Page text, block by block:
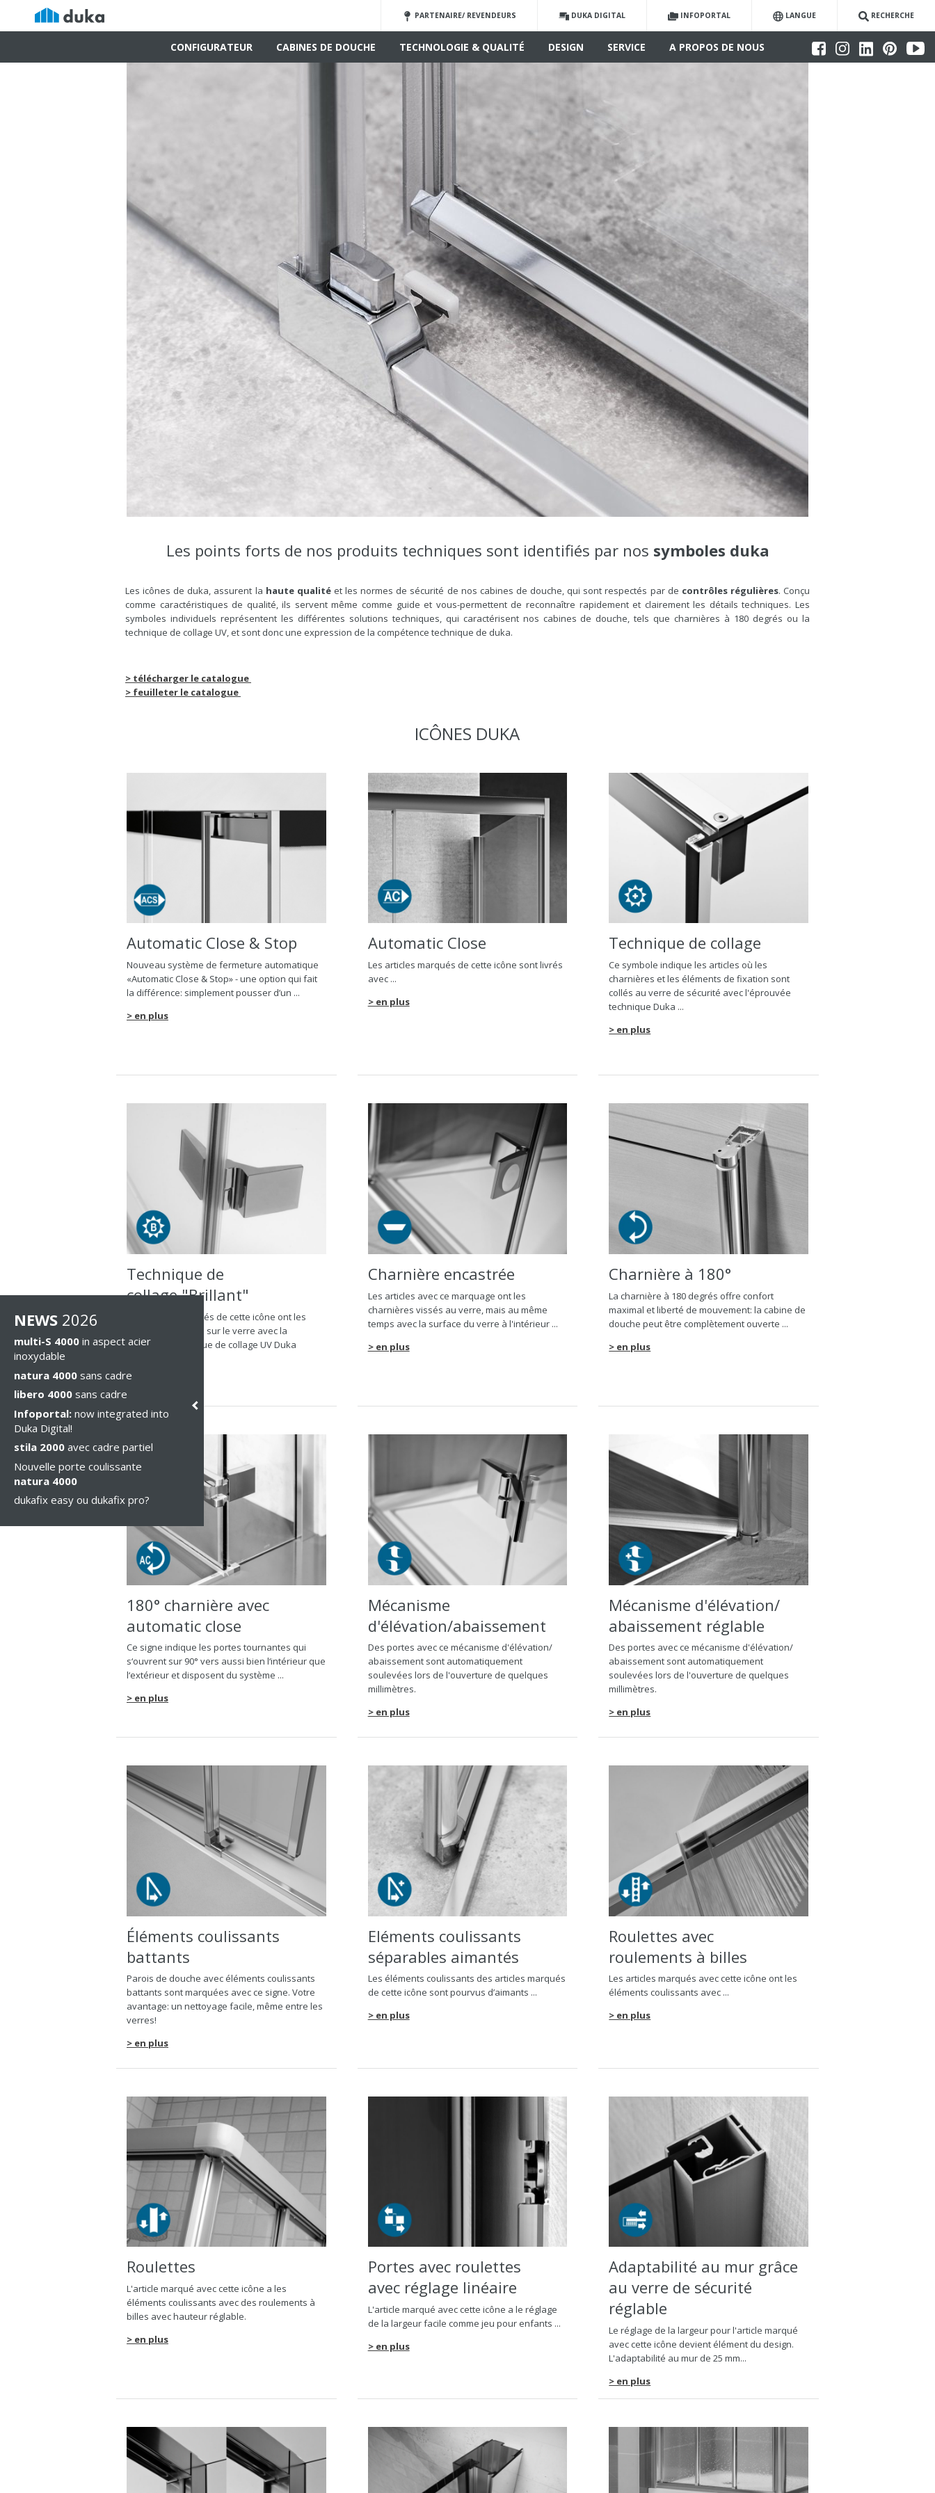
PARTENAIRE/ REVENDEURS DUKA DIGITAL INFOPORTAL LANGUE RECHERCHE
CONFIGURATEUR CABINES DE DOUCHE TECHNOLOGIE & QUALITÉ DESIGN SERVICE A PROPOS DE NOUS
Les points forts de nos produits techniques sont identifiés par nos symboles duka
Les icônes de duka, assurent la haute qualitéet les normes de sécurité de nos cabines de douche, qui sont respectés par de contrôles régulières. Conçu
comme caractéristiques de qualité, ils servent même comme guide et vous-permettent de reconnaître rapidement et clairement les détails techniques. Les
symboles individuels représentent les différentes solutions techniques, qui caractérisent nos cabines de douche, tels que charnières à 180 degrés ou la
technique de collage UV, et sont donc une expression de la compétence technique de duka.
> télécharger le catalogue
> feuilleter le catalogue
ICÔNES DUKA
Automatic Close & Stop
Nouveau système de fermeture automatique
«Automatic Close & Stop» - une option qui fait
la différence: simplement pousser d’un ...
> en plus
Automatic Close
Les articles marqués de cette icône sont livrés
avec ...
> en plus
Technique de collage
Ce symbole indique les articles où les
charnières et les éléments de fixation sont
collés au verre de sécurité avec l'éprouvée
technique Duka ...
> en plus
Technique de
collage "Brillant"
Les articles marqués de cette icône ont les
charnières collées sur le verre avec la
nouvelle «technique de collage UV Duka
> en plus
Charnière encastrée
Les articles avec ce marquage ont les
charnières vissés au verre, mais au même
temps avec la surface du verre à l'intérieur ...
> en plus
Charnière à 180°
La charnière à 180 degrés offre confort
maximal et liberté de mouvement: la cabine de
douche peut être complètement ouverte ...
> en plus
180° charnière avec
automatic close
Ce signe indique les portes tournantes qui
s‘ouvrent sur 90° vers aussi bien l‘intérieur que
l‘extérieur et disposent du système ...
> en plus
Mécanisme
d'élévation/abaissement
Des portes avec ce mécanisme d'élévation/
abaissement sont automatiquement
soulevées lors de l'ouverture de quelques
millimètres.
> en plus
Mécanisme d'élévation/
abaissement réglable
Des portes avec ce mécanisme d'élévation/
abaissement sont automatiquement
soulevées lors de l'ouverture de quelques
millimètres.
> en plus
Éléments coulissants
battants
Parois de douche avec éléments coulissants
battants sont marquées avec ce signe. Votre
avantage: un nettoyage facile, même entre les
verres!
> en plus
Eléments coulissants
séparables aimantés
Les éléments coulissants des articles marqués
de cette icône sont pourvus d’aimants ...
> en plus
Roulettes avec
roulements à billes
Les articles marqués avec cette icône ont les
éléments coulissants avec ...
> en plus
Roulettes
L'article marqué avec cette icône a les
éléments coulissants avec des roulements à
billes avec hauteur réglable.
> en plus
Portes avec roulettes
avec réglage linéaire
L'article marqué avec cette icône a le réglage
de la largeur facile comme jeu pour enfants ...
> en plus
Adaptabilité au mur grâce
au verre de sécurité
réglable
Le réglage de la largeur pour l'article marqué
avec cette icône devient élément du design.
L'adaptabilité au mur de 25 mm...
> en plus
NEWS 2026
multi-S 4000 in aspect acier
inoxydable
natura 4000 sans cadre
libero 4000 sans cadre
Infoportal: now integrated into
Duka Digital!
stila 2000 avec cadre partiel
Nouvelle porte coulissante
natura 4000
dukafix easy ou dukafix pro?